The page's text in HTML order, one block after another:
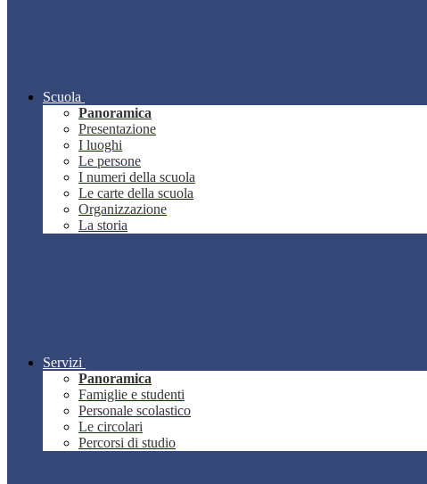
Scuola
Panoramica
Presentazione
I luoghi
Le persone
I numeri della scuola
Le carte della scuola
Organizzazione
La storia
Servizi
Panoramica
Famiglie e studenti
Personale scolastico
Le circolari
Percorsi di studio